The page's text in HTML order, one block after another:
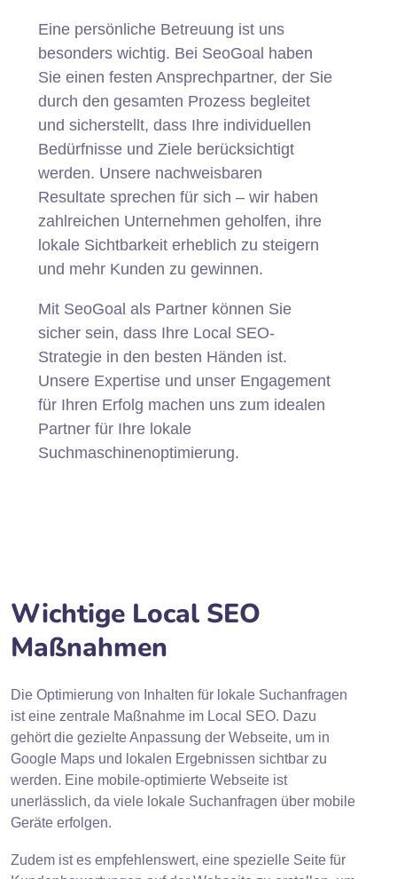
Eine persönliche Betreuung ist uns
besonders wichtig. Bei SeoGoal haben
Sie einen festen Ansprechpartner, der Sie
durch den gesamten Prozess begleitet
und sicherstellt, dass Ihre individuellen
Bedürfnisse und Ziele berücksichtigt
werden. Unsere nachweisbaren
Resultate sprechen für sich – wir haben
zahlreichen Unternehmen geholfen, ihre
lokale Sichtbarkeit erheblich zu steigern
und mehr Kunden zu gewinnen.
Mit SeoGoal als Partner können Sie
sicher sein, dass Ihre Local SEO-
Strategie in den besten Händen ist.
Unsere Expertise und unser Engagement
für Ihren Erfolg machen uns zum idealen
Partner für Ihre lokale
Suchmaschinenoptimierung.
Wichtige Local SEO
Maßnahmen
Die Optimierung von Inhalten für lokale Suchanfragen
ist eine zentrale Maßnahme im Local SEO. Dazu
gehört die gezielte Anpassung der Webseite, um in
Google Maps und lokalen Ergebnissen sichtbar zu
werden. Eine mobile-optimierte Webseite ist
unerlässlich, da viele lokale Suchanfragen über mobile
Geräte erfolgen.
Zudem ist es empfehlenswert, eine spezielle Seite für